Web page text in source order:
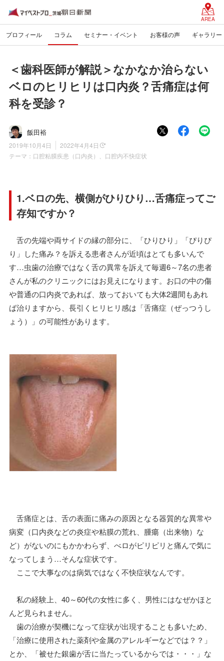
AREA
プロフィール コラム セミナー・イベント お客様の声 ギャラリー
＜歯科医師が解説＞なかなか治らない
ベロのヒリヒリは口内炎？舌痛症は何
科を受診？
飯田裕
2019年10月4日
2022年4月4日
テーマ： 口腔粘膜疾患（口内炎）、口腔内不快症状
1.ベロの先、横側がひりひり…舌痛症ってご
存知ですか？
舌の先端や両サイドの縁の部分に、「ひりひり」「ぴりぴ
り」した痛み？を訴える患者さんが近頃はとても多いんで
す…虫歯の治療ではなく舌の異常を訴えて毎週6～7名の患者
さんが私のクリニックにはお見えになります。お口の中の傷
や普通の口内炎であれば、放っておいても大体2週間もあれ
ば治りますから、長引くヒリヒリ感は「舌痛症（ぜっつうし
ょう）」の可能性があります。
舌痛症とは、舌の表面に痛みの原因となる器質的な異常や
病変（口内炎などの炎症や粘膜の荒れ、腫瘍（出来物）な
ど）がないのにもかかわらず、べロがピリピリと痛んで気に
なってしまう…そんな症状です。
ここで大事なのは病気ではなく不快症状なんです。
私の経験上、40～60代の女性に多く、男性にはなぜかほと
んど見られません。
歯の治療が契機になって症状が出現することも多いため、
「治療に使用された薬剤や金属のアレルギーなどでは？？」
とか、「被せた銀歯が舌に当たっているからでは・・・」な